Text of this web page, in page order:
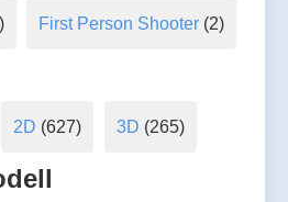
First Person Shooter (2)
2D (627) 3D (265)